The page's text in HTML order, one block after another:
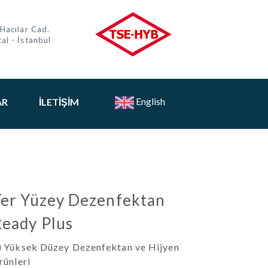
Cad.
- İstanbul
İLETIŞIM English
Yüzey Dezenfektan
Plus
Yüksek Düzey Dezenfektan ve Hijyen